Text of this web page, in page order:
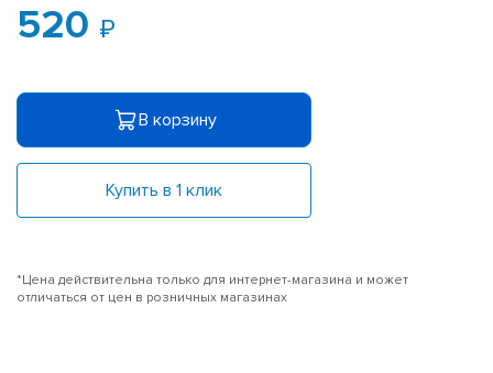
520
В корзину
Купить в 1 клик
*Цена действительна только для интернет-магазина и может
отличаться от цен в розничных магазинах